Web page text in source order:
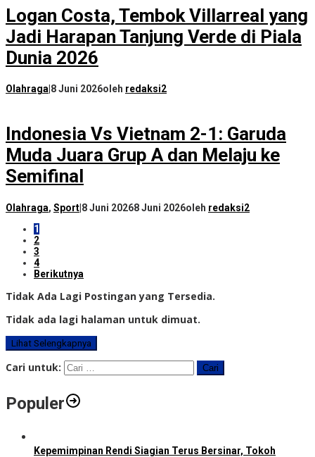
Logan Costa, Tembok Villarreal yang
Jadi Harapan Tanjung Verde di Piala
Dunia 2026
Olahraga 8 Juni 2026oleh redaksi2
Indonesia Vs Vietnam 2-1: Garuda
Muda Juara Grup A dan Melaju ke
Semifinal
Olahraga, Sport 8 Juni 20268 Juni 2026oleh redaksi2
1
2
3
4
Berikutnya
Tidak Ada Lagi Postingan yang Tersedia.
Tidak ada lagi halaman untuk dimuat.
Lihat Selengkapnya
Cari untuk:
Populer
Kepemimpinan Rendi Siagian Terus Bersinar, Tokoh